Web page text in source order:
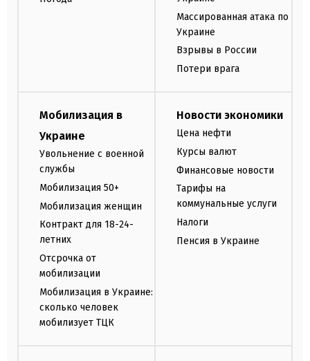
Массированная атака по
Украине
Взрывы в России
Потери врага
Мобилизация в
Украине
Увольнение с военной
службы
Мобилизация 50+
Мобилизация женщин
Контракт для 18-24-
летних
Отсрочка от
мобилизации
Мобилизация в Украине:
сколько человек
мобилизует ТЦК
Новости экономики
Цена нефти
Курсы валют
Финансовые новости
Тарифы на
коммунальные услуги
Налоги
Пенсия в Украине